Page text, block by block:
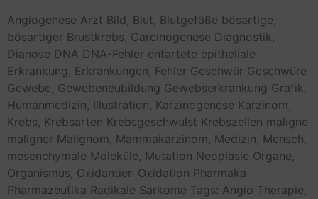
Angiogenese Arzt Bild, Blut, Blutgefäße bösartige,
bösartiger Brustkrebs, Carcinogenese Diagnostik,
Dianose DNA DNA-Fehler entartete epitheliale
Erkrankung, Erkrankungen, Fehler Geschwür Geschwüre
Gewebe, Gewebeneubildung Gewebserkrankung Grafik,
Humanmedizin, Illustration, Karzinogenese Karzinom,
Krebs, Krebsarten Krebsgeschwulst Krebszellen maligne
maligner Malignom, Mammakarzinom, Medizin, Mensch,
mesenchymale Moleküle, Mutation Neoplasie Organe,
Organismus, Oxidantien Oxidation Pharmaka
Pharmazeutika Radikale Sarkome Tags: Angio Therapie,